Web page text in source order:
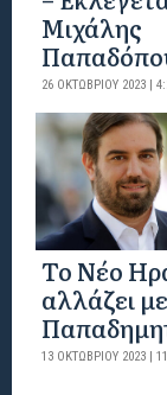
Μιχάλης
26 ΟΚΤΩΒΡΊΟΥ 2023 |
Το Νέο
αλλάζει
13 ΟΚΤΩΒΡΊΟΥ 2023 |